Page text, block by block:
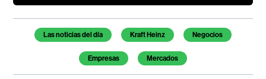
Temas de este artículo
Las noticias del día Kraft Heinz Negocios
Empresas Mercados